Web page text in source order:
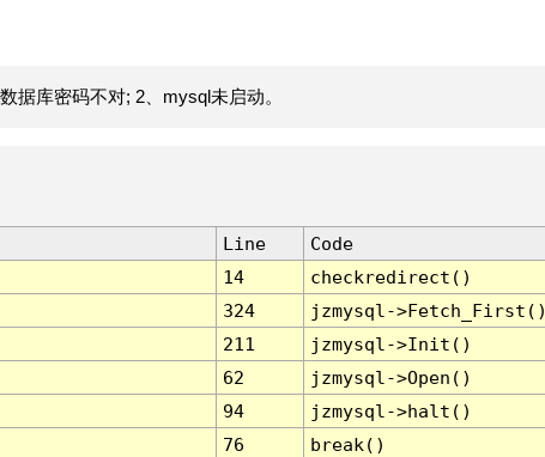
据库密码不对; 2、mysql未启动。
Line
Code
14
checkredirect()
324
jzmysql-
211
jzmysql->Init()
62
jzmysql->Open()
94
jzmysql->halt()
76 break()